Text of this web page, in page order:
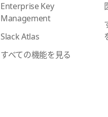
Enterprise Key
Management
Slack Atlas
すべての機能を見る